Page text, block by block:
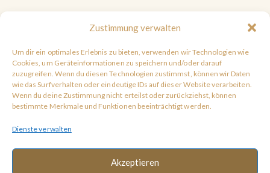
Zustimmung verwalten
Um dir ein optimales Erlebnis zu bieten, verwenden wir Technologien wie
Cookies, um Geräteinformationen zu speichern und/oder darauf
zuzugreifen. Wenn du diesen Technologien zustimmst, können wir Daten
wie das Surfverhalten oder eindeutige IDs auf dieser Website verarbeiten.
Wenn du deine Zustimmung nicht erteilst oder zurückziehst, können
bestimmte Merkmale und Funktionen beeinträchtigt werden.
Dienste verwalten
Akzeptieren
AGB
Datenschutzerklärung
Widerrufsbelehrung
Kontakt
Impressum